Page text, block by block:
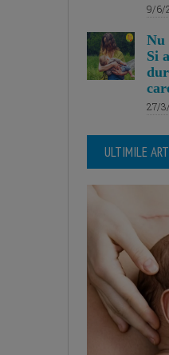
9/6/
Nu
Si
27/
ULTIMILE